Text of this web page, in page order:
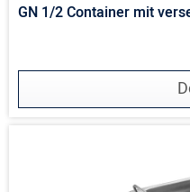
GN 1/2 Container mit